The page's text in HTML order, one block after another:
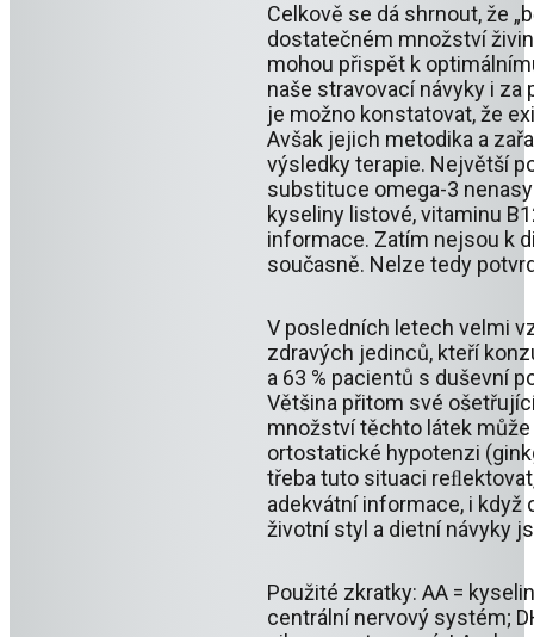
Celkově se dá shrnout, že
dostatečném množství
mohou přispět k
naše stravovací návyky i
je možno konstatovat, že
Avšak jejich metodika a
výsledky terapie. Největší
substituce omega-3
kyseliny listové, vitaminu
informace. Zatím nejsou k
současně. Nelze tedy
V posledních letech velmi
zdravých jedinců, kteří
a 63 % pacientů s duševní
Většina přitom své
množství těchto látek
ortostatické hypotenzi
třeba tuto situaci
adekvátní informace, i
životní styl a dietní návyky
Použité zkratky: AA =
centrální nervový systém;